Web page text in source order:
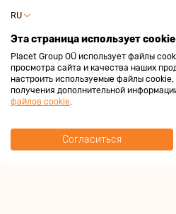
За
RU
Эта страница использует
Placet Group OÜ использует файлы
просмотра сайта и качества наших
настроить используемые файлы
получения дополнительной
файлов cookie.
Согласиться